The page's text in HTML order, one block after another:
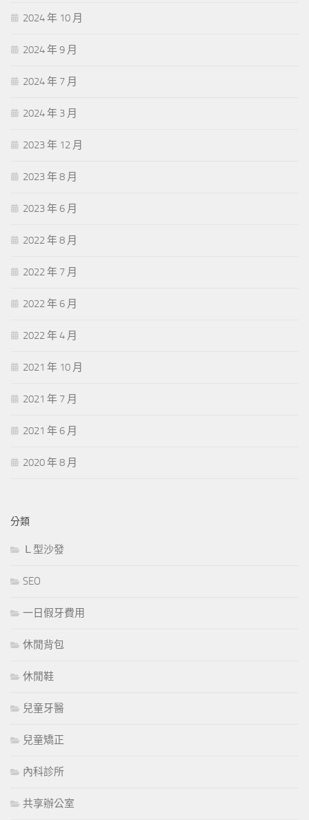
2024 年 10 月
2024 年 9 月
2024 年 7 月
2024 年 3 月
2023 年 12 月
2023 年 8 月
2023 年 6 月
2022 年 8 月
2022 年 7 月
2022 年 6 月
2022 年 4 月
2021 年 10 月
2021 年 7 月
2021 年 6 月
2020 年 8 月
分類
Ｌ型沙發
SEO
一日假牙費用
休閒背包
休閒鞋
兒童牙醫
兒童矯正
內科診所
共享辦公室